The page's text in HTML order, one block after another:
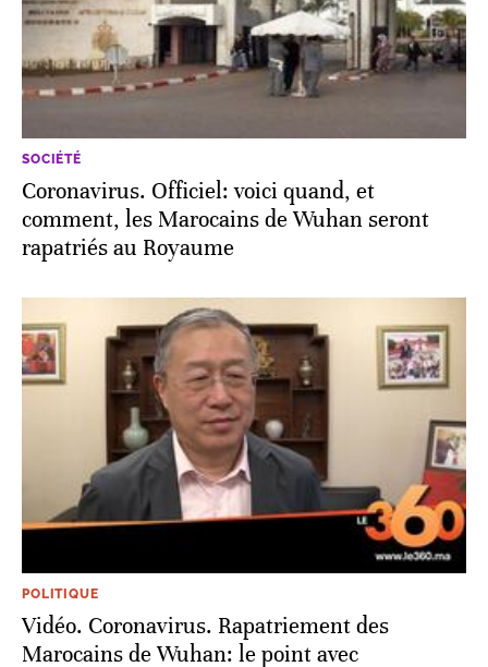
SOCIÉTÉ
Coronavirus. Officiel: voici quand, et
comment, les Marocains de Wuhan seront
rapatriés au Royaume
POLITIQUE
Vidéo. Coronavirus. Rapatriement des
Marocains de Wuhan: le point avec